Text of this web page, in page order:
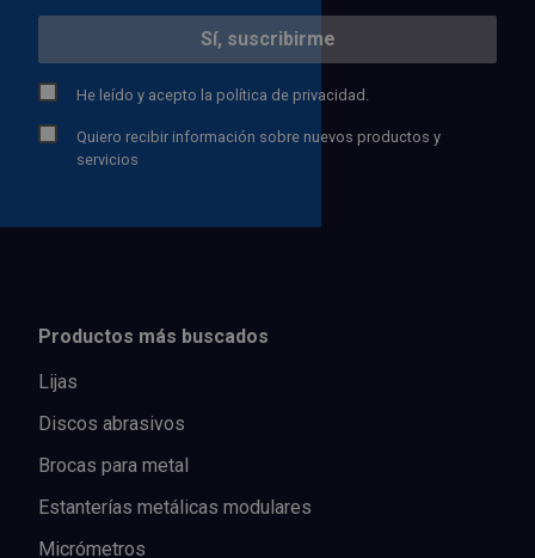
He leído y acepto la política de privacidad.
Quiero recibir información sobre nuevos productos y
servicios
Productos más buscados
Lijas
Discos abrasivos
Brocas para metal
Estanterías metálicas modulares
Micrómetros